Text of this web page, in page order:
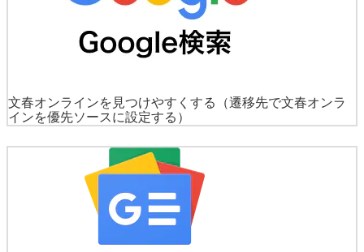
文春オンラインを見つけやすくする
（遷移先で文春オンラ
インを優先ソースに設定する）